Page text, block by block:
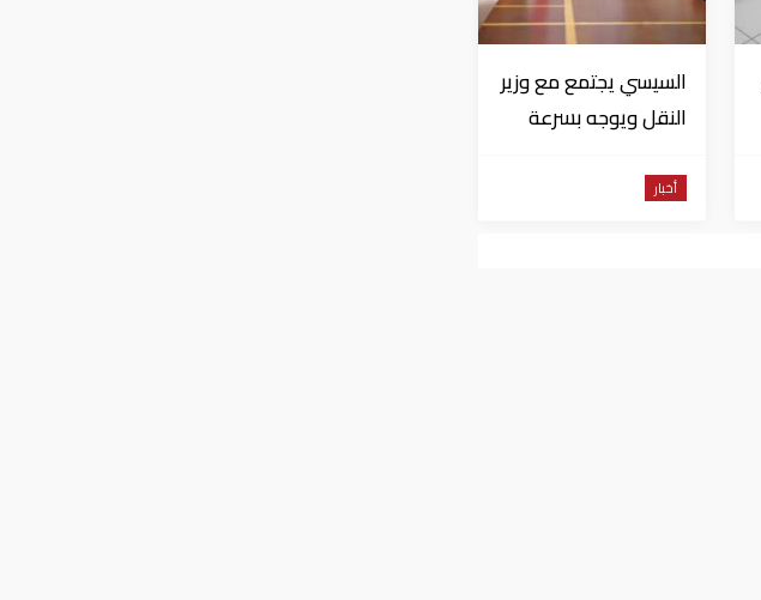
السيسي يجتمع مع وزير
النقل ويوجه بسرعة
المشروعات الجاري
أخبار